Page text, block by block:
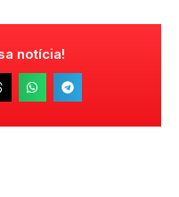
notícia!